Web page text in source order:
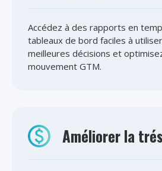
Accédez à des rapports en
tableaux de bord faciles à
meilleures décisions et
mouvement GTM.
Améliorer la